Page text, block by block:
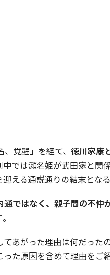
覚醒」を経て、 徳川家康
中では瀬名姫が武田家と関
える通説通りの結末とな
通ではなく、親子間の不仲
。
あがった理由は何だった
た原因を含めて理由をご紹